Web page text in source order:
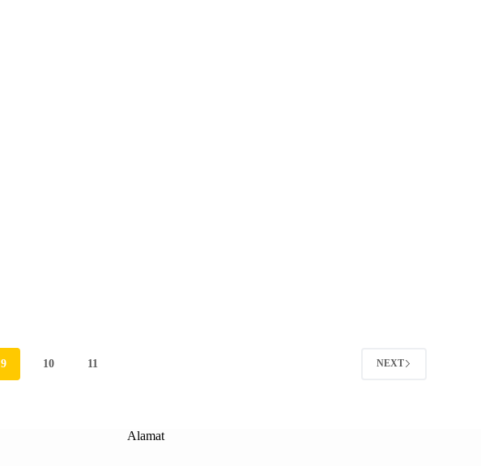
9 10 11 NEXT
Alamat